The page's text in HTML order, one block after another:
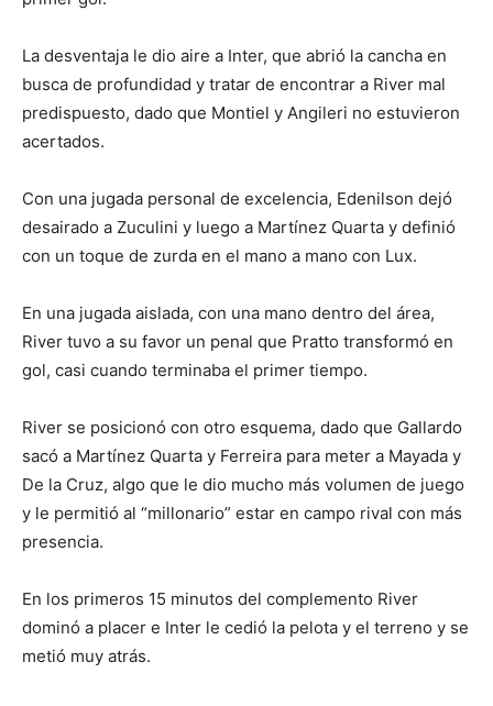
La desventaja le dio aire a Inter, que abrió la cancha en
busca de profundidad y tratar de encontrar a River mal
predispuesto, dado que Montiel y Angileri no estuvieron
acertados.
Con una jugada personal de excelencia, Edenilson dejó
desairado a Zuculini y luego a Martínez Quarta y definió
con un toque de zurda en el mano a mano con Lux.
En una jugada aislada, con una mano dentro del área,
River tuvo a su favor un penal que Pratto transformó en
gol, casi cuando terminaba el primer tiempo.
River se posicionó con otro esquema, dado que Gallardo
sacó a Martínez Quarta y Ferreira para meter a Mayada y
De la Cruz, algo que le dio mucho más volumen de juego
y le permitió al “millonario” estar en campo rival con más
presencia.
En los primeros 15 minutos del complemento River
dominó a placer e Inter le cedió la pelota y el terreno y se
metió muy atrás.